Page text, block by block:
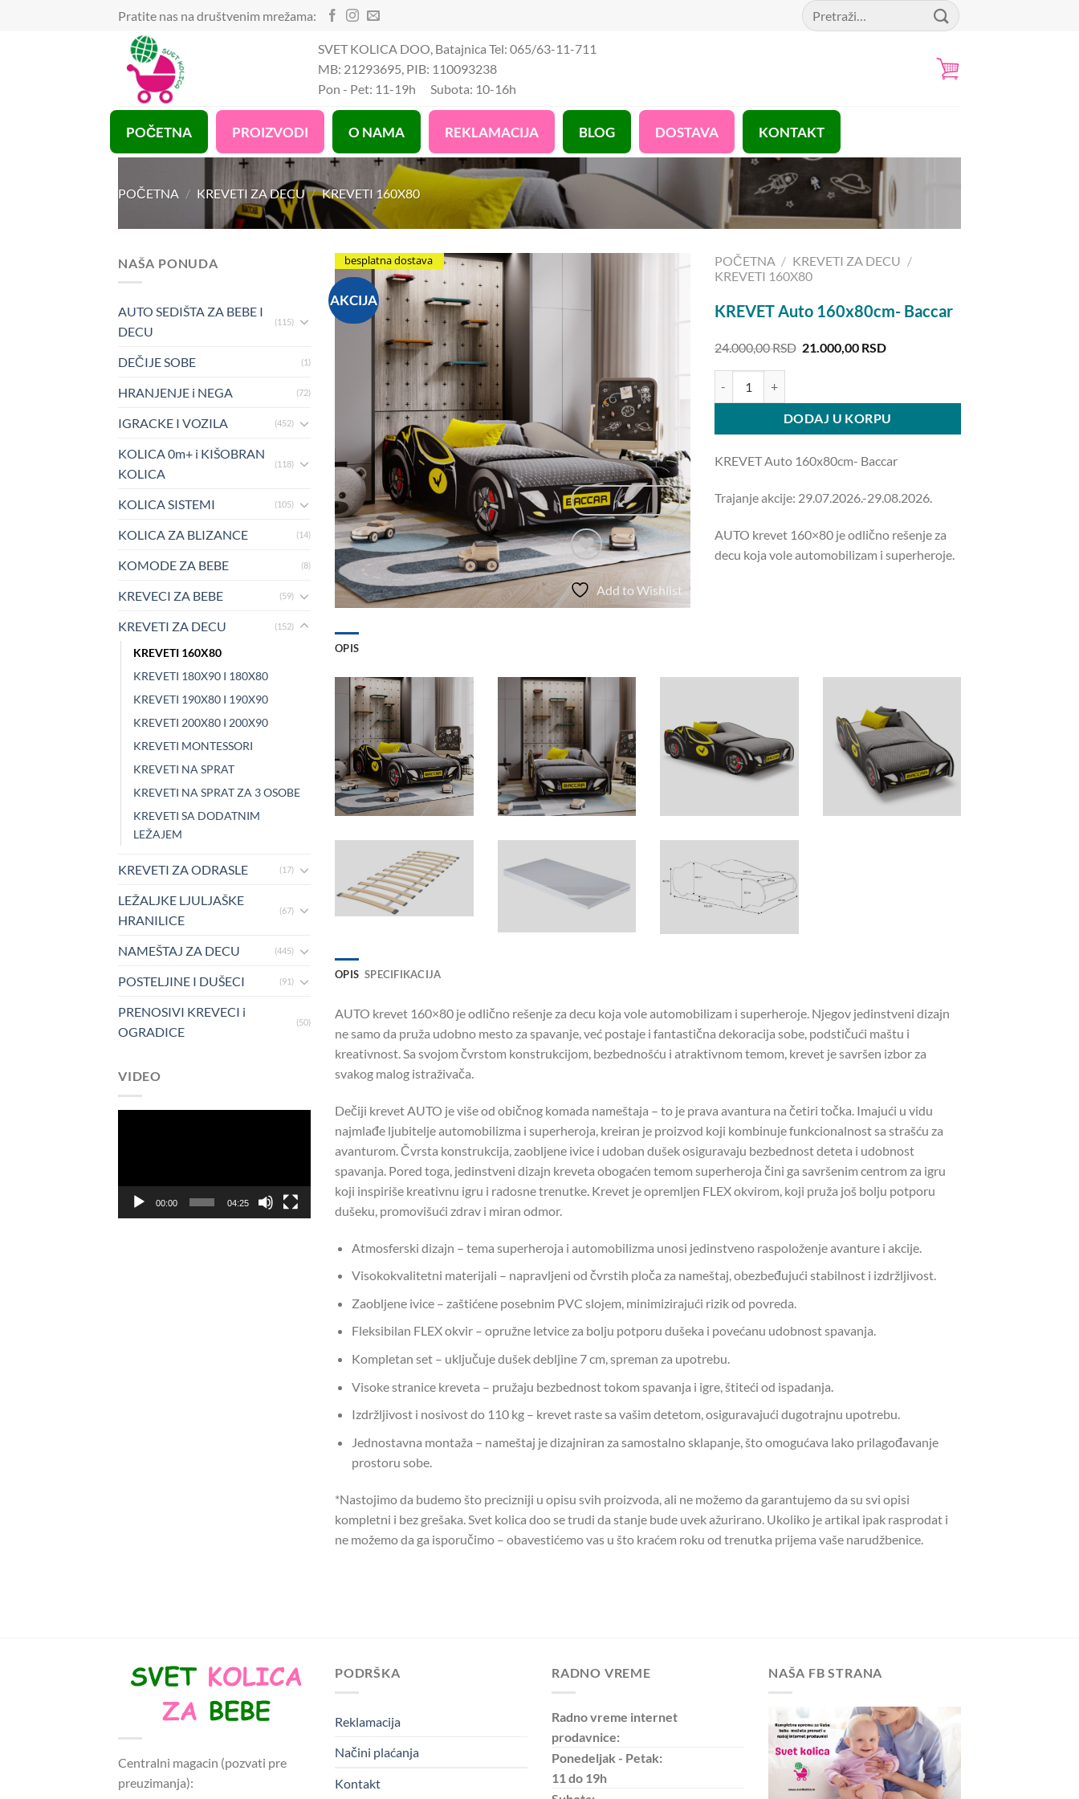
Pratite nas na društvenim mrežama:
Pretraga
za:
SVET KOLICA DOO, Batajnica Tel: 065/63-11-711
MB: 21293695, PIB: 110093238
Pon - Pet: 11-19h Subota: 10-16h
POČETNA PROIZVODI O NAMA REKLAMACIJA BLOG DOSTAVA KONTAKT
POČETNA / KREVETI ZA DECU / KREVETI 160X80
NAŠA PONUDA
AUTO SEDIŠTA ZA BEBE I
DECU
(115)
DEČIJE SOBE (1)
HRANJENJE i NEGA (72)
IGRACKE I VOZILA (452)
KOLICA 0m+ i KIŠOBRAN
KOLICA
(118)
KOLICA SISTEMI (105)
KOLICA ZA BLIZANCE (14)
KOMODE ZA BEBE (8)
KREVECI ZA BEBE (59)
KREVETI ZA DECU (152)
KREVETI 160X80
KREVETI 180X90 I 180X80
KREVETI 190X80 I 190X90
KREVETI 200X80 I 200X90
KREVETI MONTESSORI
KREVETI NA SPRAT
KREVETI NA SPRAT ZA 3 OSOBE
KREVETI SA DODATNIM
LEŽAJEM
KREVETI ZA ODRASLE (17)
LEŽALJKE LJULJAŠKE
HRANILICE
(67)
NAMEŠTAJ ZA DECU (445)
POSTELJINE I DUŠECI (91)
PRENOSIVI KREVECI i
OGRADICE
(50)
VIDEO
00:00 04:25
AKCIJA
besplatna dostava
Add to Wishlist
POČETNA / KREVETI ZA DECU /
KREVETI 160X80
KREVET Auto 160x80cm- Baccar
24.000,00RSD Originalna
21.000,00 RSDTrenutna
DODAJ U KORPU
KREVET Auto 160x80cm- Baccar
Trajanje akcije: 29.07.2026.-29.08.2026.
AUTO krevet 160×80 je odlično rešenje za
decu koja vole automobilizam i superheroje.
OPIS
OPIS SPECIFIKACIJA
AUTO krevet 160×80 je odlično rešenje za decu koja vole automobilizam i superheroje. Njegov jedinstveni dizajn
ne samo da pruža udobno mesto za spavanje, već postaje i fantastična dekoracija sobe, podstičući maštu i
kreativnost. Sa svojom čvrstom konstrukcijom, bezbednošću i atraktivnom temom, krevet je savršen izbor za
svakog malog istraživača.
Dečiji krevet AUTO je više od običnog komada nameštaja – to je prava avantura na četiri točka. Imajući u vidu
najmlađe ljubitelje automobilizma i superheroja, kreiran je proizvod koji kombinuje funkcionalnost sa strašću za
avanturom. Čvrsta konstrukcija, zaobljene ivice i udoban dušek osiguravaju bezbednost deteta i udobnost
spavanja. Pored toga, jedinstveni dizajn kreveta obogaćen temom superheroja čini ga savršenim centrom za igru
koji inspiriše kreativnu igru i radosne trenutke. Krevet je opremljen FLEX okvirom, koji pruža još bolju potporu
dušeku, promovišući zdrav i miran odmor.
Atmosferski dizajn – tema superheroja i automobilizma unosi jedinstveno raspoloženje avanture i akcije.
Visokokvalitetni materijali – napravljeni od čvrstih ploča za nameštaj, obezbeđujući stabilnost i izdržljivost.
Zaobljene ivice – zaštićene posebnim PVC slojem, minimizirajući rizik od povreda.
Fleksibilan FLEX okvir – opružne letvice za bolju potporu dušeka i povećanu udobnost spavanja.
Kompletan set – uključuje dušek debljine 7 cm, spreman za upotrebu.
Visoke stranice kreveta – pružaju bezbednost tokom spavanja i igre, štiteći od ispadanja.
Izdržljivost i nosivost do 110 kg – krevet raste sa vašim detetom, osiguravajući dugotrajnu upotrebu.
Jednostavna montaža – nameštaj je dizajniran za samostalno sklapanje, što omogućava lako prilagođavanje
prostoru sobe.
*Nastojimo da budemo što precizniji u opisu svih proizvoda, ali ne možemo da garantujemo da su svi opisi
kompletni i bez grešaka. Svet kolica doo se trudi da stanje bude uvek ažurirano. Ukoliko je artikal ipak rasprodat i
ne možemo da ga isporučimo – obavestićemo vas u što kraćem roku od trenutka prijema vaše narudžbenice.
Centralni magacin (pozvati pre
preuzimanja):
PODRŠKA
Reklamacija
Načini plaćanja
Kontakt
RADNO VREME
Radno vreme internet
prodavnice:
Ponedeljak - Petak:
11 do 19h
NAŠA FB STRANA